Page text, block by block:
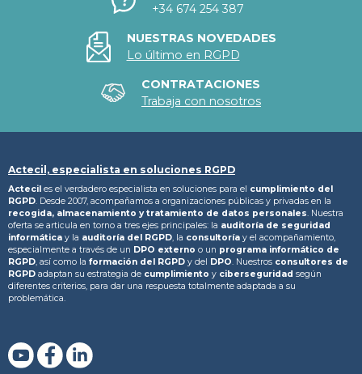
+34 674 254 387
NUESTRAS NOVEDADES
Lo último en RGPD
CONTRATACIONES
Trabaja con nosotros
Actecil, especialista en soluciones RGPD
Actecil es el verdadero especialista en soluciones para el cumplimiento del
RGPD. Desde 2007, acompañamos a organizaciones públicas y privadas en la
recogida, almacenamiento y tratamiento de datos personales. Nuestra
oferta se articula en torno a tres ejes principales: la auditoría de seguridad
informática y la auditoría del RGPD, la consultoría y el acompañamiento,
especialmente a través de un DPO externo o un programa informático de
RGPD, así como la formación del RGPD y del DPO. Nuestros consultores de
RGPD adaptan su estrategia de cumplimiento y ciberseguridad según
diferentes criterios, para dar una respuesta totalmente adaptada a su
problemática.